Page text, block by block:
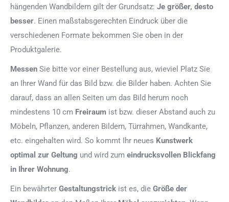
hängenden Wandbildern gilt der Grundsatz: Je größer, desto
besser. Einen maßstabsgerechten Eindruck über die
verschiedenen Formate bekommen Sie oben in der
Produktgalerie.
Messen Sie bitte vor einer Bestellung aus, wieviel Platz Sie
an Ihrer Wand für das Bild bzw. die Bilder haben. Achten Sie
darauf, dass an allen Seiten um das Bild herum noch
mindestens 10 cm Freiraum ist bzw. dieser Abstand auch zu
Möbeln, Pflanzen, anderen Bildern, Türrahmen, Wandkante,
etc. eingehalten wird. So kommt Ihr neues Kunstwerk
optimal zur Geltung und wird zum eindrucksvollen Blickfang
in Ihrer Wohnung.
Ein bewährter Gestaltungstrick ist es, die Größe der